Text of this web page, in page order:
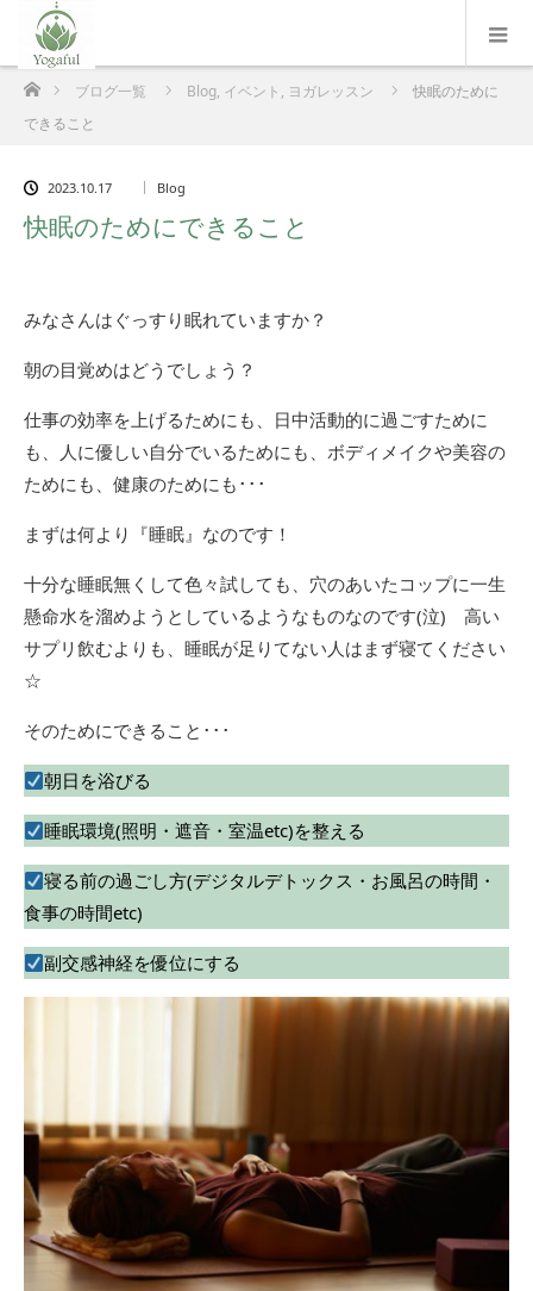
ホームブログ一覧 Blog, イベント , ヨガレッスン
快眠のために
できること
2023.10.17 Blog
快眠のためにできること
みなさんはぐっすり眠れていますか？
朝の目覚めはどうでしょう？
仕事の効率を上げるためにも、日中活動的に過ごすために
も、人に優しい自分でいるためにも、ボディメイクや美容の
ためにも、健康のためにも･･･
まずは何より『睡眠』なのです！
十分な睡眠無くして色々試しても、穴のあいたコップに一生
懸命水を溜めようとしているようなものなのです(泣) 高い
サプリ飲むよりも、睡眠が足りてない人はまず寝てください
☆
そのためにできること･･･
朝日を浴びる
睡眠環境(照明・遮音・室温etc)を整える
寝る前の過ごし方(デジタルデトックス・お風呂の時間・
食事の時間etc)
副交感神経を優位にする